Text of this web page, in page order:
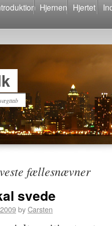
Hjernen Hjertet
fællesnævner
svede
byCarsten